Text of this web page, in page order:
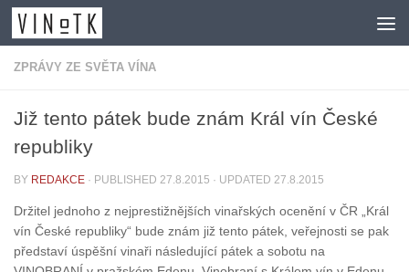
Skip to content
ZPRÁVY ZE SVĚTA VÍNA
Již tento pátek bude znám Král vín České
republiky
BY REDAKCE · PUBLISHED 27.8.2015 · UPDATED 27.8.2015
Držitel jednoho z nejprestižnějších vinařských ocenění v ČR „Král
vín České republiky“ bude znám již tento pátek, veřejnosti se pak
představí úspěšní vinaři následující pátek a sobotu na